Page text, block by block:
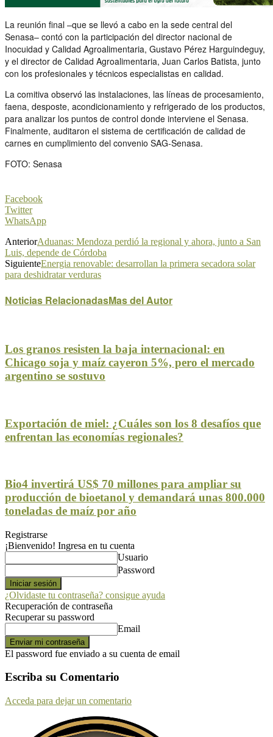
La reunión final –que se llevó a cabo en la sede central del
Senasa– contó con la participación del director nacional de
Inocuidad y Calidad Agroalimentaria, Gustavo Pérez Harguindeguy,
y el director de Calidad Agroalimentaria, Juan Carlos Batista, junto
con los profesionales y técnicos especialistas en calidad.
La comitiva observó las instalaciones, las líneas de procesamiento,
faena, desposte, acondicionamiento y refrigerado de los productos,
para analizar los puntos de control donde interviene el Senasa.
Finalmente, auditaron el sistema de certificación de calidad de
carnes en cumplimiento del convenio SAG-Senasa.
FOTO: Senasa
Facebook
Twitter
WhatsApp
AnteriorAduanas: Mendoza perdió la regional y ahora, junto a San
Luis, depende de Córdoba
SiguienteEnergia renovable: desarrollan la primera secadora solar
para deshidratar verduras
Noticias RelacionadasMas del Autor
Los granos resisten la baja internacional: en
Chicago soja y maíz cayeron 5%, pero el mercado
argentino se sostuvo
Exportación de miel: ¿Cuáles son los 8 desafíos que
enfrentan las economías regionales?
Bio4 invertirá US$ 70 millones para ampliar su
producción de bioetanol y demandará unas 800.000
toneladas de maíz por año
Registrarse
¡Bienvenido! Ingresa en tu cuenta
Usuario
Password
¿Olvidaste tu contraseña? consigue ayuda
Recuperación de contraseña
Recuperar su password
Email
El password fue enviado a su cuenta de email
Escriba su Comentario
Acceda para dejar un comentario